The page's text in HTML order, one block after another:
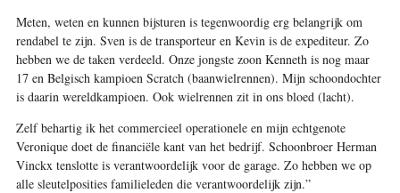
Meten, weten en kunnen bijsturen is tegenwoordig erg belangrijk om
rendabel te zijn. Sven is de transporteur en Kevin is de expediteur. Zo
hebben we de taken verdeeld. Onze jongste zoon Kenneth is nog maar
17 en Belgisch kampioen Scratch (baanwielrennen). Mijn schoondochter
is daarin wereldkampioen. Ook wielrennen zit in ons bloed (lacht).
Zelf behartig ik het commercieel operationele en mijn echtgenote
Veronique doet de financiële kant van het bedrijf. Schoonbroer Herman
Vinckx tenslotte is verantwoordelijk voor de garage. Zo hebben we op
alle sleutelposities familieleden die verantwoordelijk zijn.”